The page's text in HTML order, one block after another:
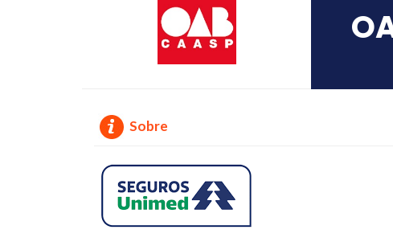
Sobre